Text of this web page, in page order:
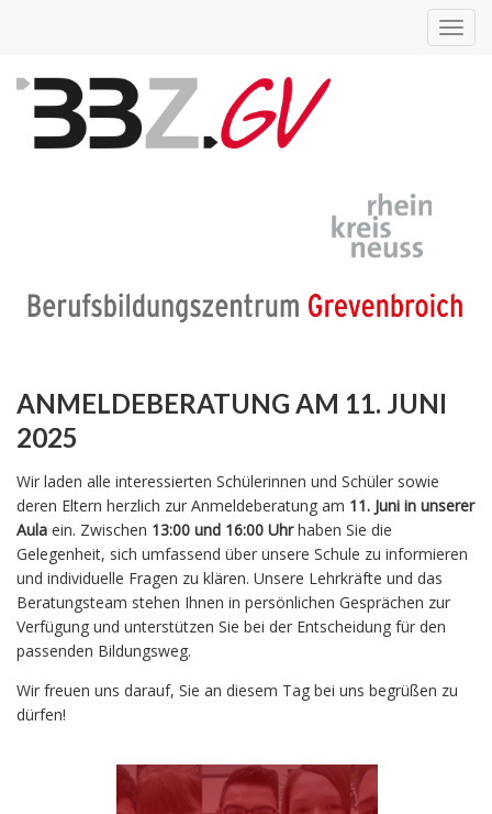
ANMELDEBERATUNG AM 11. JUNI
2025
Wir laden alle interessierten Schülerinnen und Schüler sowie
deren Eltern herzlich zur Anmeldeberatung am 11. Juni in unserer
Aula ein. Zwischen 13:00 und 16:00 Uhrhaben Sie die
Gelegenheit, sich umfassend über unsere Schule zu informieren
und individuelle Fragen zu klären. Unsere Lehrkräfte und das
Beratungsteam stehen Ihnen in persönlichen Gesprächen zur
Verfügung und unterstützen Sie bei der Entscheidung für den
passenden Bildungsweg.
Wir freuen uns darauf, Sie an diesem Tag bei uns begrüßen zu
dürfen!